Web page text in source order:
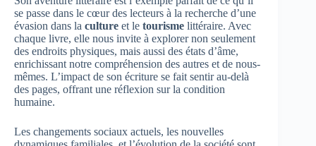
se passe dans le cœur des lecteurs à la recherche d’une
évasion dans la culture et le tourisme littéraire. Avec
chaque livre, elle nous invite à explorer non seulement
des endroits physiques, mais aussi des états d’âme,
enrichissant notre compréhension des autres et de nous-
mêmes. L’impact de son écriture se fait sentir au-delà
des pages, offrant une réflexion sur la condition
humaine.
Les changements sociaux actuels, les nouvelles